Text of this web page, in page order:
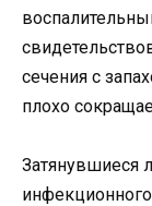
сечения с
плохо
Затянувшиеся